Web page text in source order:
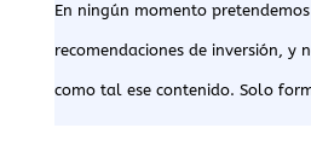
En ningún momento
recomendaciones de inversión, y
como tal ese contenido. Solo